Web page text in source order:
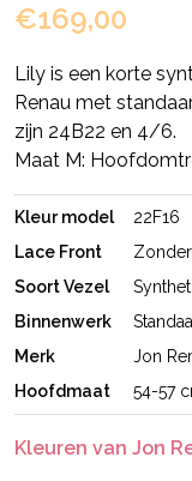
€169,00
Lily is een korte
Renau met
zijn 24B22 en 4/6.
Maat M:
Kleur model
22F16
Lace Front
Soort Vezel
Binnenwerk
Merk
Jon
Hoofdmaat
54-57
Kleuren van Jon